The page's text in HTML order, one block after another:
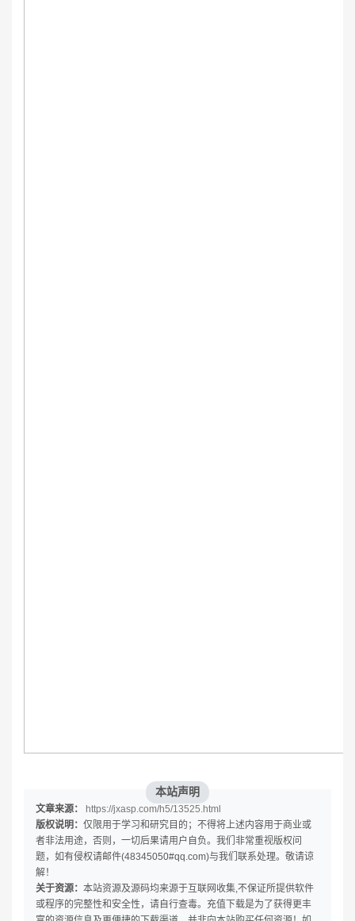
本站声明
文章来源：
https://jxasp.com/h5/13525.html
版权说明： 仅限用于学习和研究目的；不得将上述内容用于商业或
者非法用途，否则，一切后果请用户自负。我们非常重视版权问
题，如有侵权请邮件(48345050#qq.com)与我们联系处理。敬请谅
解！
关于资源： 本站资源及源码均来源于互联网收集,不保证所提供软件
或程序的完整性和安全性，请自行查毒。充值下载是为了获得更丰